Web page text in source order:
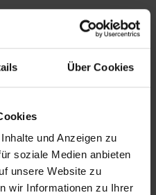
Über Cookies
und Anzeigen zu
soziale Medien anbieten
unsere Website zu
wir Informationen zu Ihrer
der Arbeit
zu Asse II